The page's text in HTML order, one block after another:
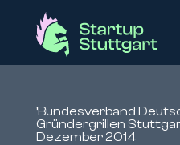
‘Bundesverband
Gründergrillen
Dezember 2014